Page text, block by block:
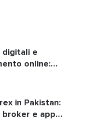
digitali e
online:
e fi...
in Pakistan:
e app